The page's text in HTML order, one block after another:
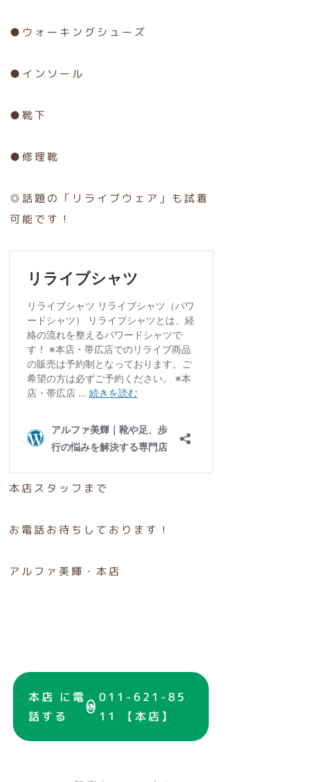
●ウォーキングシューズ
●インソール
●靴下
●修理靴
◎話題の「リライブウェア」も試着
可能です！
本店スタッフまで
お電話お待ちしております！
アルファ美輝・本店
本店 に電
話する
011-621-85
11 【本店】